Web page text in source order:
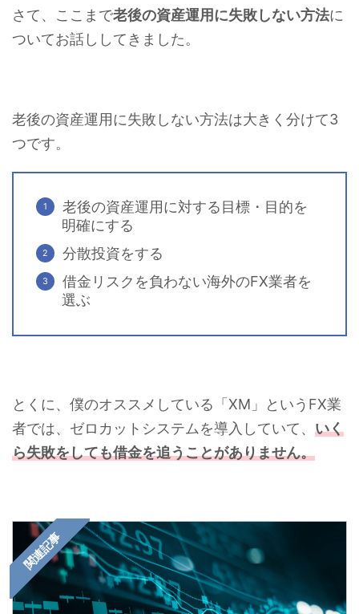
さて、ここまで老後の資産運用に失敗しない方法に
ついてお話ししてきました。
老後の資産運用に失敗しない方法は大きく分けて3
つです。
老後の資産運用に対する目標・目的を
明確にする
分散投資をする
借金リスクを負わない海外のFX業者を
選ぶ
とくに、僕のオススメしている「XM」というFX業
者では、ゼロカットシステムを導入していて、 いく
ら失敗をしても借金を追うことがありません。
関連記事